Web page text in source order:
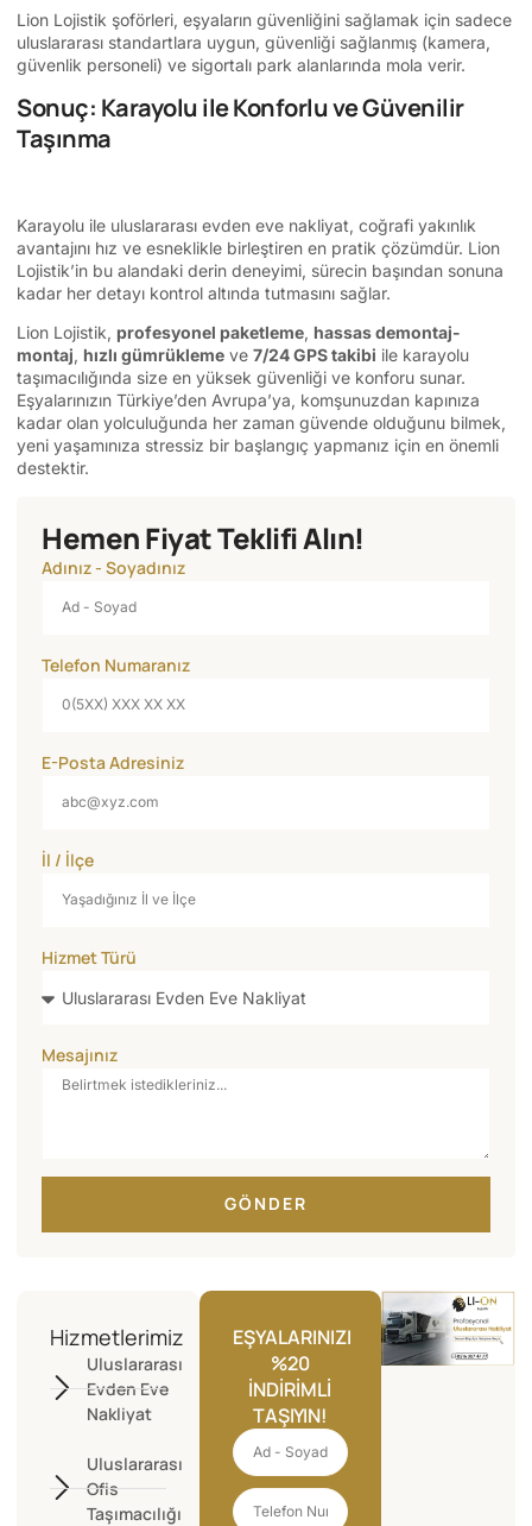
Lion Lojistik şoförleri, eşyaların güvenliğini sağlamak için sadece
uluslararası standartlara uygun, güvenliği sağlanmış (kamera,
güvenlik personeli) ve sigortalı park alanlarında mola verir.
Sonuç: Karayolu ile Konforlu ve Güvenilir
Taşınma
Karayolu ile uluslararası evden eve nakliyat, coğrafi yakınlık
avantajını hız ve esneklikle birleştiren en pratik çözümdür. Lion
Lojistik’in bu alandaki derin deneyimi, sürecin başından sonuna
kadar her detayı kontrol altında tutmasını sağlar.
Lion Lojistik, profesyonel paketleme, hassas demontaj-
montaj, hızlı gümrükleme ve 7/24 GPS takibi ile karayolu
taşımacılığında size en yüksek güvenliği ve konforu sunar.
Eşyalarınızın Türkiye’den Avrupa’ya, komşunuzdan kapınıza
kadar olan yolculuğunda her zaman güvende olduğunu bilmek,
yeni yaşamınıza stressiz bir başlangıç yapmanız için en önemli
destektir.
Hemen Fiyat Teklifi Alın!
Adınız - Soyadınız
Telefon Numaranız
E-Posta Adresiniz
İl / İlçe
Hizmet Türü
Mesajınız
GÖNDER
Hizmetlerimiz
Uluslararası
Evden Eve
Nakliyat
Uluslararası
Ofis
Taşımacılığı
EŞYALARINIZI
%20
İNDIRIMLI
TAŞIYIN!